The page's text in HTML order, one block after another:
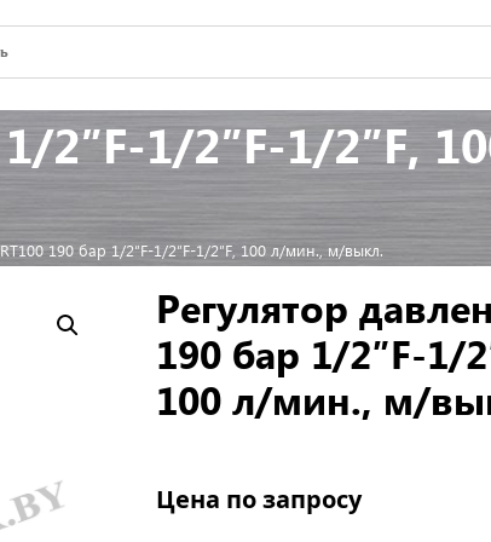
2″F-1/2″F-1/2″F,
190 бар 1/2″F-1/2″F-1/2″F, 100 л/мин., м/выкл.
Регулятор
190 бар 1/2″F-1/
100 л/мин., м/
Цена по запросу